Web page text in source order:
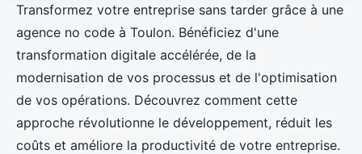
Transformez votre entreprise sans tarder grâce à une
agence no code à Toulon. Bénéficiez d'une
transformation digitale accélérée, de la
modernisation de vos processus et de l'optimisation
de vos opérations. Découvrez comment cette
approche révolutionne le développement, réduit les
coûts et améliore la productivité de votre entreprise.